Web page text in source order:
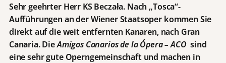
Sehr geehrter Herr KS Beczała. Nach „Tosca“-
Aufführungen an der Wiener Staatsoper kommen Sie
direkt auf die weit entfernten Kanaren, nach Gran
Canaria. DieAmigos Canarios de la Ópera – ACOsind
eine sehr gute Operngemeinschaft und machen in